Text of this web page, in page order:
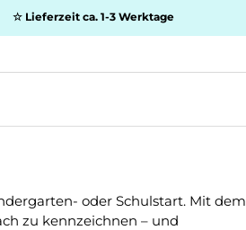
☆ Lieferzeit ca. 1-3 Werktage
oder Schulstart. Mit dem
zu kennzeichnen – und